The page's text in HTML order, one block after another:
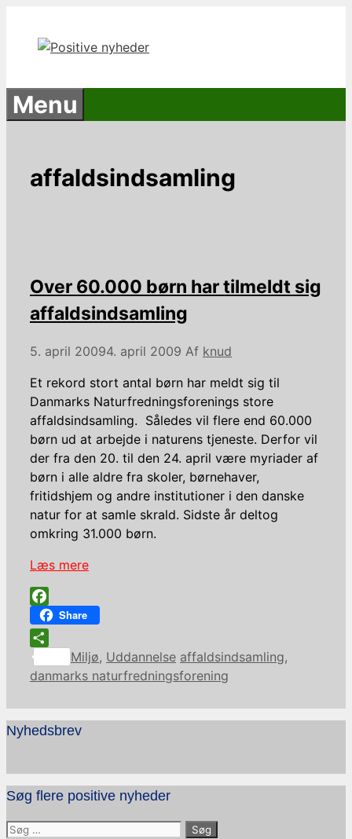
indhold
Menu
affaldsindsamling
Over 60.000 børn har tilmeldt sig
affaldsindsamling
5. april 20094. april 2009 Af knud
Et rekord stort antal børn har meldt sig til
Danmarks Naturfredningsforenings store
affaldsindsamling. Således vil flere end 60.000
børn ud at arbejde i naturens tjeneste. Derfor vil
der fra den 20. til den 24. april være myriader af
børn i alle aldre fra skoler, børnehaver,
fritidshjem og andre institutioner i den danske
natur for at samle skrald. Sidste år deltog
omkring 31.000 børn.
Læs mere
Facebook
Share
Share
Kategorier
Miljø, Uddannelse Tags
affaldsindsamling,
danmarks naturfredningsforening
Nyhedsbrev
Søg flere positive nyheder
Søg